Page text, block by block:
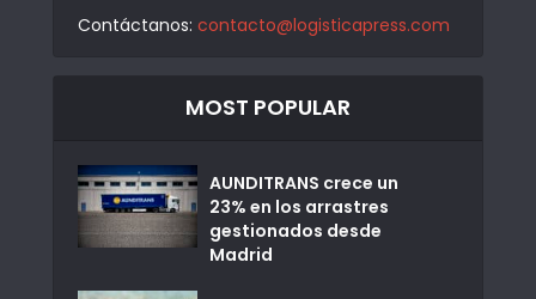
Contáctanos: contacto@logisticapress.com
MOST POPULAR
AUNDITRANS crece un
23% en los arrastres
gestionados desde
Madrid